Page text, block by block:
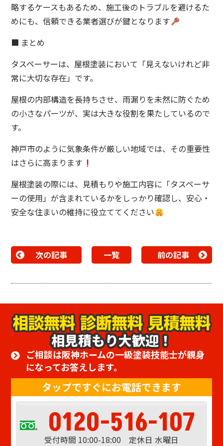
略するケースもあるため、施工後のトラブルを避けるた
めにも、信頼できる業者選びが鍵となります
■ まとめ
タスペーサーは、屋根塗装において「見えないけれど非
常に大切な存在」です。
屋根の内部構造を長持ちさせ、雨漏りを未然に防ぐため
の小さなパーツが、実は大きな役割を果たしているので
す。
神戸市のように気象条件が厳しい地域では、その重要性
はさらに高まります
屋根塗装の際には、見積もりや施工内容に「タスペーサ
ーの使用」が含まれているかをしっかり確認し、安心・
安全な住まいの維持に役立ててください
次の記事 一覧 前の記事
相見積もり大歓迎！
ご相談は阪神ホームの一級塗装技能士が親身
になってお答えします。
タップですぐにお電話できます
0120-516-107
受付時間 10:00-18:00 定休日 水曜日